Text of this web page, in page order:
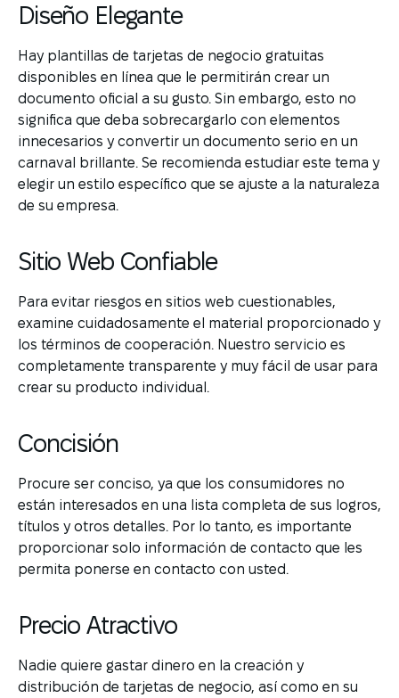
Diseño Elegante
Hay plantillas de tarjetas de negocio gratuitas
disponibles en línea que le permitirán crear un
documento oficial a su gusto. Sin embargo, esto no
significa que deba sobrecargarlo con elementos
innecesarios y convertir un documento serio en un
carnaval brillante. Se recomienda estudiar este tema y
elegir un estilo específico que se ajuste a la naturaleza
de su empresa.
Sitio Web Confiable
Para evitar riesgos en sitios web cuestionables,
examine cuidadosamente el material proporcionado y
los términos de cooperación. Nuestro servicio es
completamente transparente y muy fácil de usar para
crear su producto individual.
Concisión
Procure ser conciso, ya que los consumidores no
están interesados en una lista completa de sus logros,
títulos y otros detalles. Por lo tanto, es importante
proporcionar solo información de contacto que les
permita ponerse en contacto con usted.
Precio Atractivo
Nadie quiere gastar dinero en la creación y
distribución de tarjetas de negocio, así como en su